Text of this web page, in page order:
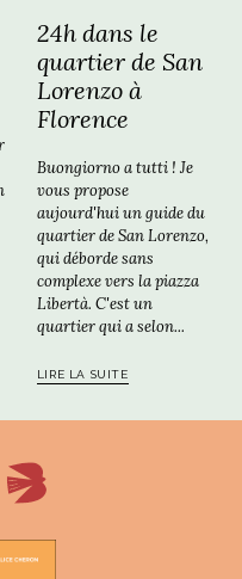
24h dans le
quartier de San
Lorenzo à
Florence
Buongiorno a tutti ! Je
vous propose
aujourd'hui un guide du
quartier de San Lorenzo,
qui déborde sans
complexe vers la piazza
Libertà. C'est un
quartier qui a selon...
LIRE LA SUITE